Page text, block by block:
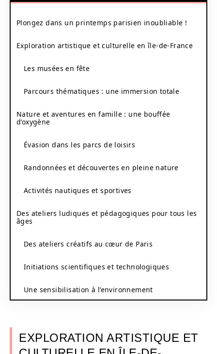
Plongez dans un printemps parisien inoubliable !
Exploration artistique et culturelle en île-de-France
Les musées en fête
Parcours thématiques : une immersion totale
Nature et aventures en famille : une bouffée
d’oxygène
Évasion dans les parcs de loisirs
Randonnées et découvertes en pleine nature
Activités nautiques et sportives
Des ateliers ludiques et pédagogiques pour tous les
âges
Des ateliers créatifs au cœur de Paris
Initiations scientifiques et technologiques
Une sensibilisation à l’environnement
EXPLORATION ARTISTIQUE ET